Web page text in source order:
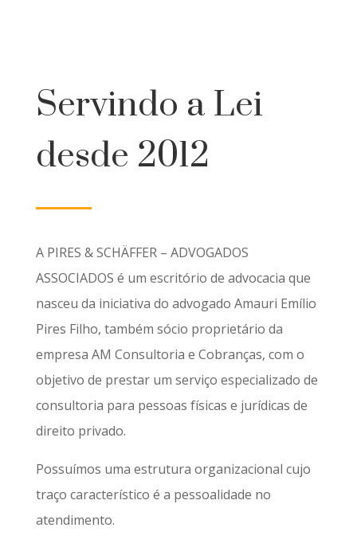
Servindo a Lei
desde 2012
A PIRES & SCHÄFFER – ADVOGADOS
ASSOCIADOS é um escritório de advocacia que
nasceu da iniciativa do advogado Amauri Emílio
Pires Filho, também sócio proprietário da
empresa AM Consultoria e Cobranças, com o
objetivo de prestar um serviço especializado de
consultoria para pessoas físicas e jurídicas de
direito privado.
Possuímos uma estrutura organizacional cujo
traço característico é a pessoalidade no
atendimento.